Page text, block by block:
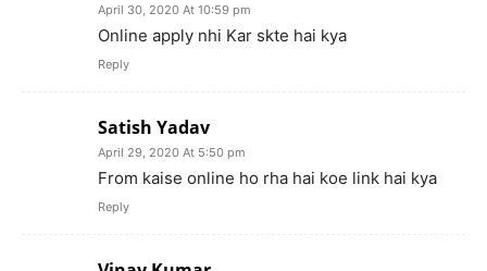
April 30, 2020 At 10:59 pm
Online apply nhi Kar skte hai kya
Reply
Satish Yadav
April 29, 2020 At 5:50 pm
From kaise online ho rha hai koe link hai kya
Reply